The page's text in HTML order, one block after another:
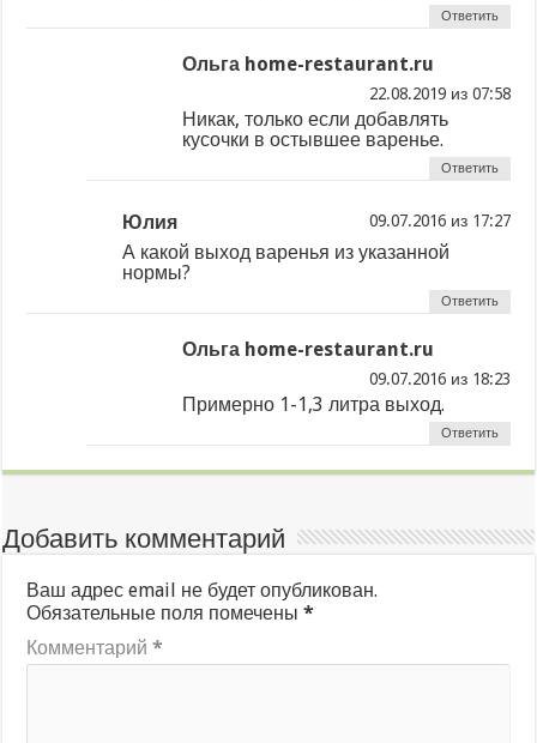
Ответить
Ольга home-restaurant.ru
из
Никак, только если добавлять
кусочки в остывшее варенье.
Ответить
Юлия из
А какой выход варенья из указанной
нормы?
Ответить
Ольга home-restaurant.ru
из
Примерно 1-1,3 литра выход.
Ответить
Добавить комментарий
Ваш адрес email не будет опубликован.
Обязательные поля помечены*
Комментарий*